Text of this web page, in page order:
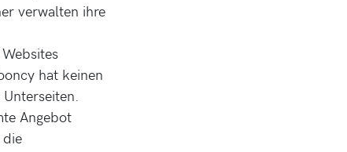
verwalten ihre
hat keinen
Angebot